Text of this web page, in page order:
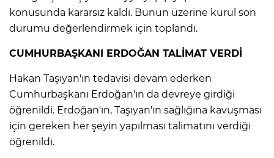
konusunda kararsız kaldı. Bunun üzerine kurul son
durumu değerlendirmek için toplandı.
CUMHURBAŞKANI ERDOĞAN TALİMAT VERDİ
Hakan Taşıyan'ın tedavisi devam ederken
Cumhurbaşkanı Erdoğan'ın da devreye girdiği
öğrenildi. Erdoğan'ın, Taşıyan'ın sağlığına kavuşması
için gereken her şeyin yapılması talimatını verdiği
öğrenildi.